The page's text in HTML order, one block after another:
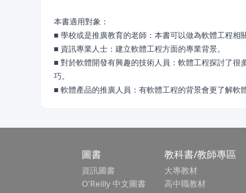
本書適用對象：
■ 學校或是推廣教育的老師：本書可以做為軟體工程相
■ 資訊專業人士：建立軟體工程方面的專業背景。
■ 對於軟體開發有興趣的技術人員：軟體工程探討了
巧。
■ 軟體產品的推廣人員：有軟體工程的背景會更了解軟
圖書
資訊圖書
O'Reilly 中文圖書
教科書/教師專區
大專教材
高中職教材